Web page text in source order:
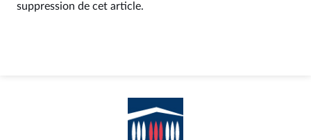
suppression de cet article.